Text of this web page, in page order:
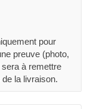
pour
preuve (photo,
à remettre
la livraison.